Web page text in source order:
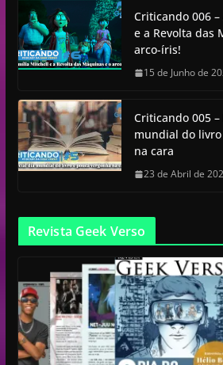
Criticando 006
e a Revolta das
arco-íris!
15 de Junho de
Criticando 005
mundial do
na cara
23 de Abril de
Revista Geek Verso